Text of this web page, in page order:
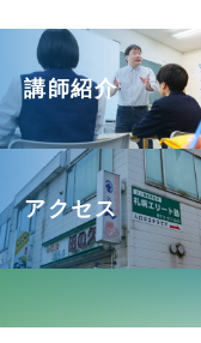
講師紹介
アクセス